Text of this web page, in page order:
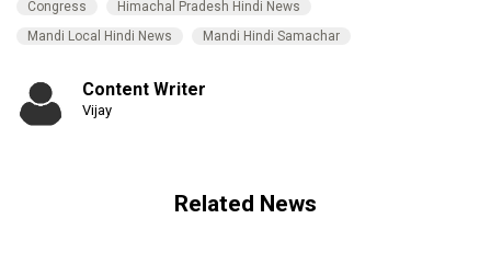
Congress
Himachal Pradesh Hindi News
Mandi Local Hindi News
Mandi Hindi Samachar
Content Writer
Vijay
Related News